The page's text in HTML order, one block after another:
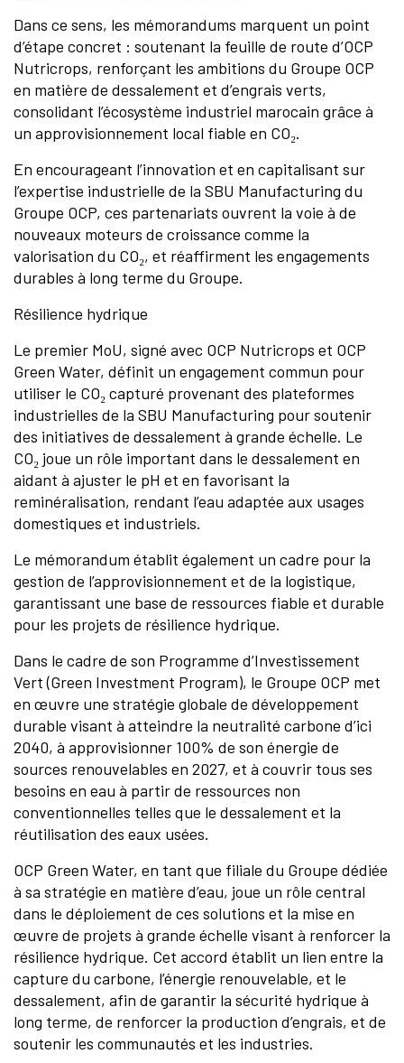
Dans ce sens, les mémorandums marquent un point
d’étape concret : soutenant la feuille de route d’OCP
Nutricrops, renforçant les ambitions du Groupe OCP
en matière de dessalement et d’engrais verts,
consolidant l’écosystème industriel marocain grâce à
un approvisionnement local fiable en CO₂.
En encourageant l’innovation et en capitalisant sur
l’expertise industrielle de la SBU Manufacturing du
Groupe OCP, ces partenariats ouvrent la voie à de
nouveaux moteurs de croissance comme la
valorisation du CO₂, et réaffirment les engagements
durables à long terme du Groupe.
Résilience hydrique
Le premier MoU, signé avec OCP Nutricrops et OCP
Green Water, définit un engagement commun pour
utiliser le CO₂ capturé provenant des plateformes
industrielles de la SBU Manufacturing pour soutenir
des initiatives de dessalement à grande échelle. Le
CO₂ joue un rôle important dans le dessalement en
aidant à ajuster le pH et en favorisant la
reminéralisation, rendant l’eau adaptée aux usages
domestiques et industriels.
Le mémorandum établit également un cadre pour la
gestion de l’approvisionnement et de la logistique,
garantissant une base de ressources fiable et durable
pour les projets de résilience hydrique.
Dans le cadre de son Programme d’Investissement
Vert (Green Investment Program), le Groupe OCP met
en œuvre une stratégie globale de développement
durable visant à atteindre la neutralité carbone d’ici
2040, à approvisionner 100% de son énergie de
sources renouvelables en 2027, et à couvrir tous ses
besoins en eau à partir de ressources non
conventionnelles telles que le dessalement et la
réutilisation des eaux usées.
OCP Green Water, en tant que filiale du Groupe dédiée
à sa stratégie en matière d’eau, joue un rôle central
dans le déploiement de ces solutions et la mise en
œuvre de projets à grande échelle visant à renforcer la
résilience hydrique. Cet accord établit un lien entre la
capture du carbone, l’énergie renouvelable, et le
dessalement, afin de garantir la sécurité hydrique à
long terme, de renforcer la production d’engrais, et de
soutenir les communautés et les industries.